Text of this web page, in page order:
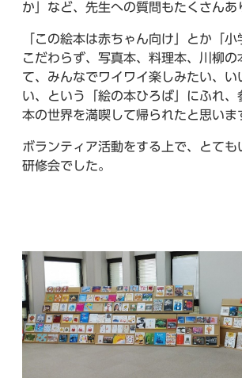
か」など、先生への質問もたくさんあ
「この絵本は赤ちゃん向け」とか「
こだわらず、写真本、料理本、川柳
て、みんなでワイワイ楽しみたい、い
い、という「絵の本ひろば」にふれ、
本の世界を満喫して帰られたと思いま
ボランティア活動をする上で、とても
研修会でした。